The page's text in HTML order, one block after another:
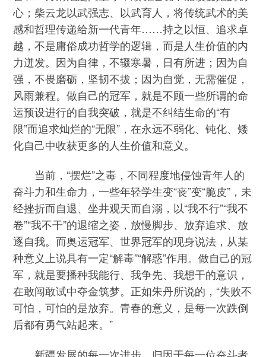
心；柴云龙以武强志、以武育人，将传统武术的美
感和哲理传递给新一代青年……持之以恒、追求卓
越，不是庸俗成功哲学的逻辑，而是人生价值的内
力迸发。因为自律，不辍寒暑，日有所进；因为自
强，不畏磨砺，坚韧不拔；因为自觉，无需催促，
风雨兼程。做自己的冠军，就是不顾一些所谓的命
运预设进行的自我突破，就是不纠结生命的“有
限”而追求灿烂的“无限”，在永远不弱化、钝化、矮
化自己中收获更多的人生价值和意义。
当前，“摆烂”之毒，不同程度地侵蚀青年人的
奋斗力和生命力，一些年轻学生变“丧”变“脆皮”，未
经挫折而自退、坐井观天而自溺，以“我不行”“我不
卷”“我不干”的退缩之姿，放慢脚步、放弃追求、放
逐自我。而奥运冠军、世界冠军的现身说法，从某
种意义上说具有一定“解毒”“解惑”作用。做自己的冠
军，就是要播种我能行、我争先、我想干的意识，
在敢闯敢试中夺金筑梦。正如朱丹所说的，“失败不
可怕，可怕的是放弃。青春的意义，是每一次跌倒
后都有勇气站起来。”
新疆发展的每一次进步，归因于每一位奋斗者